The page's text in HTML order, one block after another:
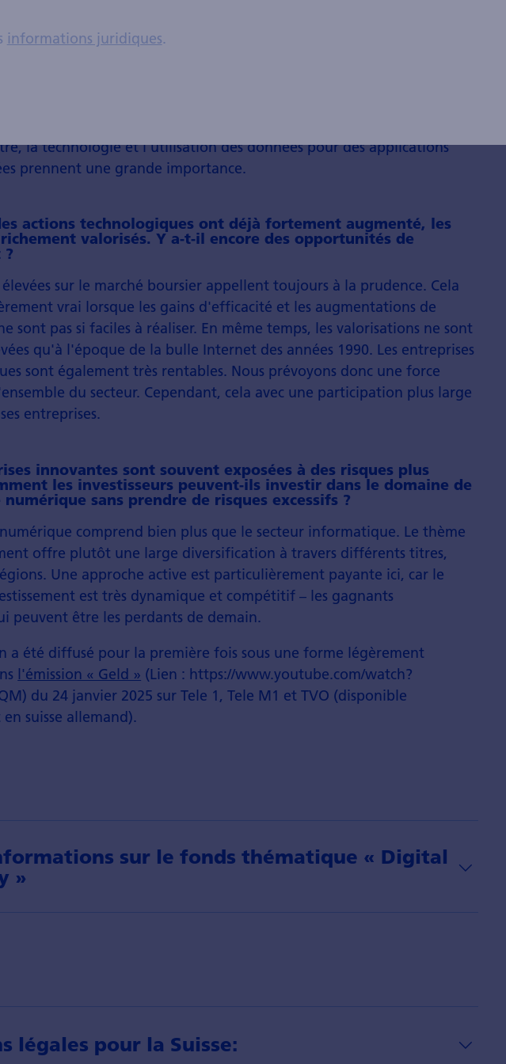
dans le domaine de la santé consiste à mettre davantage l'accent sur
de la numérisation, des données et surtout de l'IA est
établir des tableaux cliniques et identifier de meilleurs
la technologie et l'utilisation des données pour des applications
prennent une grande importance.
actions technologiques ont déjà fortement augmenté, les
valorisés. Y a-t-il encore des opportunités de
?
sur le marché boursier appellent toujours à la prudence. Cela
vrai lorsque les gains d'efficacité et les augmentations de
sont pas si faciles à réaliser. En même temps, les valorisations ne sont
qu'à l'époque de la bulle Internet des années 1990. Les entreprises
sont également très rentables. Nous prévoyons donc une force
du secteur. Cependant, cela avec une participation plus large
entreprises.
innovantes sont souvent exposées à des risques plus
les investisseurs peuvent-ils investir dans le domaine de
sans prendre de risques excessifs ?
comprend bien plus que le secteur informatique. Le thème
offre plutôt une large diversification à travers différents titres,
Une approche active est particulièrement payante ici, car le
est très dynamique et compétitif – les gagnants
peuvent être les perdants de demain.
a été diffusé pour la première fois sous une forme légèrement
l'émission « Geld » (Lien : https://www.youtube.com/watch?
du 24 janvier 2025 sur Tele 1, Tele M1 et TVO (disponible
suisse allemand).
sur le fonds thématique « Digital
»
légales pour la Suisse:
informations juridiques.